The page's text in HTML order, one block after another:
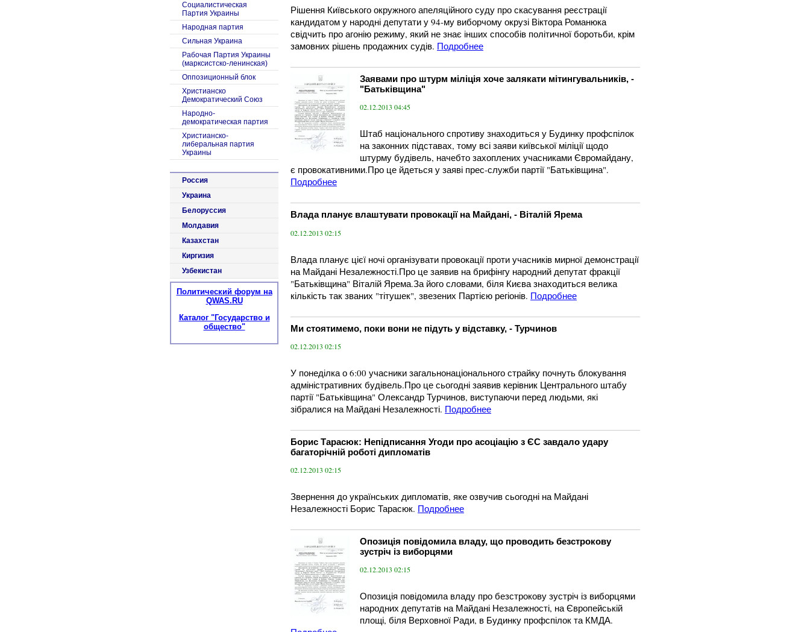
Рішення Київського окружного апеляційного суду про скасування реєстрації
кандидатом у народні депутати у 94-му виборчому окрузі Віктора Романюка
свідчить про агонію режиму, який не знає інших способів політичної боротьби, крім
замовних рішень продажних судів. Подробнее
Заявами про штурм міліція хоче залякати мітингувальників, -
"Батьківщина"
02.12.2013 04:45
Штаб національного спротиву знаходиться у Будинку профспілок
на законних підставах, тому всі заяви київської міліції щодо
штурму будівель, начебто захоплених учасниками Євромайдану,
є провокативними.Про це йдеться у заяві прес-служби партії "Батьківщина".
Подробнее
Влада планує влаштувати провокації на Майдані, - Віталій Ярема
02.12.2013 02:15
Влада планує цієї ночі організувати провокації проти учасників мирної демонстрації
на Майдані Незалежності.Про це заявив на брифінгу народний депутат фракції
"Батьківщина" Віталій Ярема.За його словами, біля Києва знаходиться велика
кількість так званих "тітушек", звезених Партією регіонів. Подробнее
Ми стоятимемо, поки вони не підуть у відставку, - Турчинов
02.12.2013 02:15
У понеділка о 6:00 учасники загальнонаціонального страйку почнуть блокування
адміністративних будівель.Про це сьогодні заявив керівник Центрального штабу
партії "Батьківщина" Олександр Турчинов, виступаючи перед людьми, які
зібралися на Майдані Незалежності. Подробнее
Борис Тарасюк: Непідписання Угоди про асоціацію з ЄС завдало удару
багаторічній роботі дипломатів
02.12.2013 02:15
Звернення до українських дипломатів, яке озвучив сьогодні на Майдані
Незалежності Борис Тарасюк. Подробнее
Опозиція повідомила владу, що проводить безстрокову
зустріч із виборцями
02.12.2013 02:15
Опозиція повідомила владу про безстрокову зустріч із виборцями
народних депутатів на Майдані Незалежності, на Європейській
площі, біля Верховної Ради, в Будинку профспілок та КМДА.
Социалистическая
Партия Украины
Народная партия
Сильная Украина
Рабочая Партия Украины
(марксистско-ленинская)
Оппозиционный блок
Христианско
Демократический Союз
Народно-
демократическая партия
Христианско-
либеральная партия
Украины
Россия
Украина
Белоруссия
Молдавия
Казахстан
Киргизия
Узбекистан
Политический форум на
QWAS.RU
Каталог "Государство и
общество"